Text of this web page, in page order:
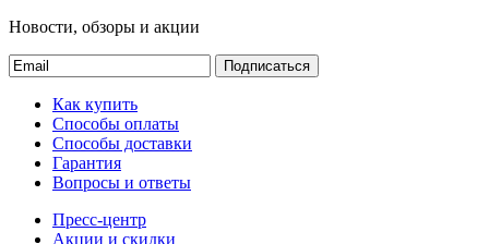
Новости, обзоры и акции
Подписаться
Как купить
Способы оплаты
Способы доставки
Гарантия
Вопросы и ответы
Пресс-центр
Акции и скидки